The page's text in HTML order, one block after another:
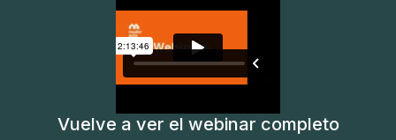
Vuelve a ver el webinar completo